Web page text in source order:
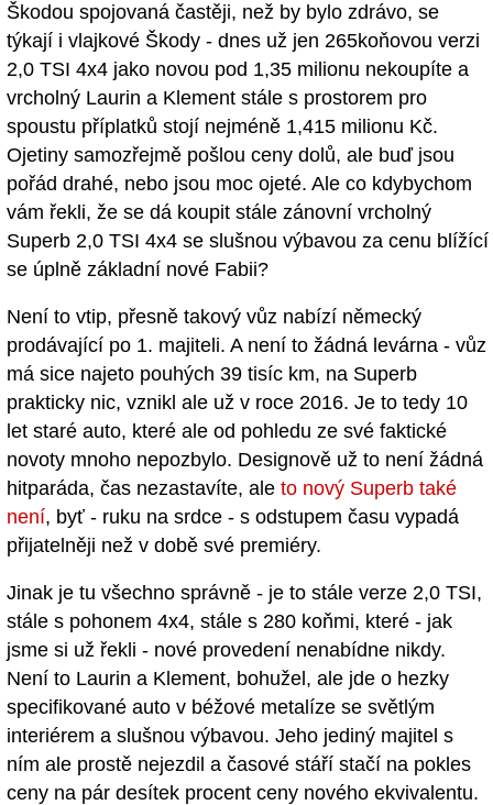
Škodou spojovaná častěji, než by bylo zdrávo, se
týkají i vlajkové Škody - dnes už jen 265koňovou verzi
2,0 TSI 4x4 jako novou pod 1,35 milionu nekoupíte a
vrcholný Laurin a Klement stále s prostorem pro
spoustu příplatků stojí nejméně 1,415 milionu Kč.
Ojetiny samozřejmě pošlou ceny dolů, ale buď jsou
pořád drahé, nebo jsou moc ojeté. Ale co kdybychom
vám řekli, že se dá koupit stále zánovní vrcholný
Superb 2,0 TSI 4x4 se slušnou výbavou za cenu blížící
se úplně základní nové Fabii?
Není to vtip, přesně takový vůz nabízí německý
prodávající po 1. majiteli. A není to žádná levárna - vůz
má sice najeto pouhých 39 tisíc km, na Superb
prakticky nic, vznikl ale už v roce 2016. Je to tedy 10
let staré auto, které ale od pohledu ze své faktické
novoty mnoho nepozbylo. Designově už to není žádná
hitparáda, čas nezastavíte, ale to nový Superb také
není, byť - ruku na srdce - s odstupem času vypadá
přijatelněji než v době své premiéry.
Jinak je tu všechno správně - je to stále verze 2,0 TSI,
stále s pohonem 4x4, stále s 280 koňmi, které - jak
jsme si už řekli - nové provedení nenabídne nikdy.
Není to Laurin a Klement, bohužel, ale jde o hezky
specifikované auto v béžové metalíze se světlým
interiérem a slušnou výbavou. Jeho jediný majitel s
ním ale prostě nejezdil a časové stáří stačí na pokles
ceny na pár desítek procent ceny nového ekvivalentu.